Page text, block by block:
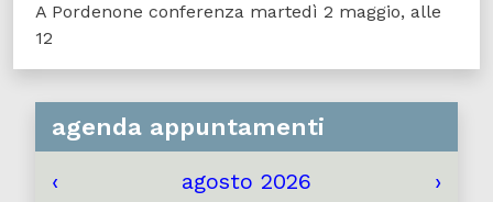
A Pordenone conferenza martedì 2 maggio, alle
12
agenda appuntamenti
‹ agosto 2026 ›